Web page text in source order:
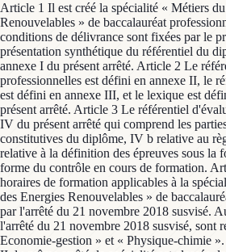
Article 1 Il est créé la spécialité « Métiers
Renouvelables » de baccalauréat
conditions de délivrance sont fixées par le
présentation synthétique du référentiel du
annexe I du présent arrêté. Article 2 Le
professionnelles est défini en annexe II, le
est défini en annexe III, et le lexique est
présent arrêté. Article 3 Le référentiel
IV du présent arrêté qui comprend les
constitutives du diplôme, IV b relative au
relative à la définition des épreuves sous la
forme du contrôle en cours de formation.
horaires de formation applicables à la
des Energies Renouvelables » de
par l'arrêté du 21 novembre 2018 susvisé.
l'arrêté du 21 novembre 2018 susvisé, sont
Economie-gestion » et « Physique-chimie